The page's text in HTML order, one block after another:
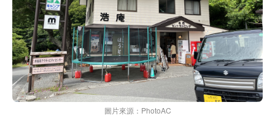
圖片來源：PhotoAC